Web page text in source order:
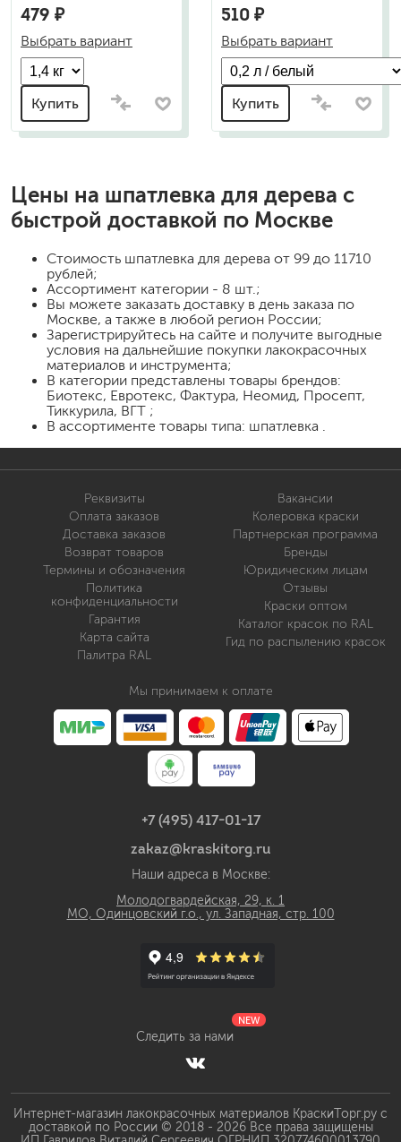
479 ₽
Выбрать вариант
Купить
510 ₽
Выбрать вариант
Купить
Цены на шпатлевка для дерева с
быстрой доставкой по Москве
Стоимость шпатлевка для дерева от 99 до 11710
рублей;
Ассортимент категории - 8 шт.;
Вы можете заказать доставку в день заказа по
Москве, а также в любой регион России;
Зарегистрируйтесь на сайте и получите выгодные
условия на дальнейшие покупки лакокрасочных
материалов и инструмента;
В категории представлены товары брендов:
Биотекс, Евротекс, Фактура, Неомид, Просепт,
Тиккурила, ВГТ ;
В ассортименте товары типа: шпатлевка .
Реквизиты
Оплата заказов
Доставка заказов
Возврат товаров
Термины и обозначения
Политика
конфиденциальности
Гарантия
Карта сайта
Палитра RAL
Вакансии
Колеровка краски
Партнерская программа
Бренды
Юридическим лицам
Отзывы
Краски оптом
Каталог красок по RAL
Гид по распылению красок
Мы принимаем к оплате
+7 (495) 417-01-17
zakaz@kraskitorg.ru
Наши адреса в Москве:
Молодогвардейская, 29, к. 1
МО, Одинцовский г.о., ул. Западная, стр. 100
Следить за нами
NEW
Интернет-магазин лакокрасочных материалов КраскиТорг.ру с
доставкой по России © 2018 - 2026 Все права защищены